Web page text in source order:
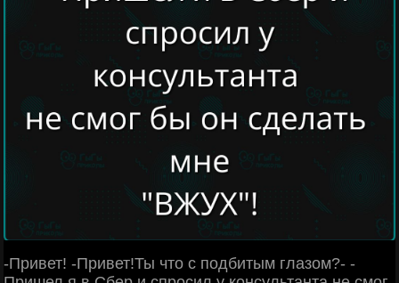
-Привет! -Привет!Ты что с подбитым глазом?- -